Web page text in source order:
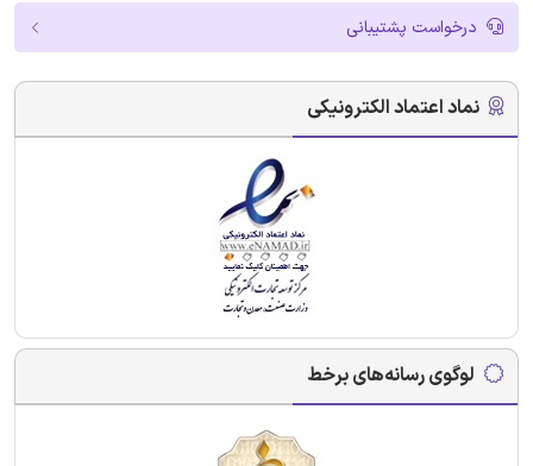
درخواست پشتیبانی
نماد اعتماد الکترونیکی
لوگوی رسانه‌های برخط